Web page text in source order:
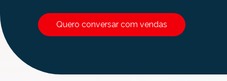
Quero conversar com vendas